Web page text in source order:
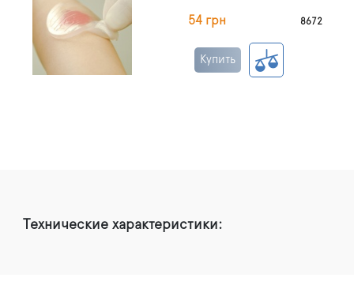
54 грн 8672
Купить
Технические характеристики: